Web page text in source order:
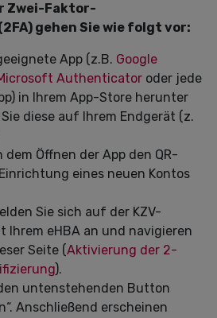
Zwei-Faktor-
gehen Sie wie folgt vor:
App (z.B. Google
Authenticator oder jede
in Ihrem App-Store herunter
diese auf Ihrem Endgerät (z.
dem Öffnen der App den QR-
eines neuen Kontos
Sie sich auf der KZV-
Ihrem eHBA an und navigieren
Seite (Aktivierung der 2-
).
untenstehenden Button
Anschließend erscheinen